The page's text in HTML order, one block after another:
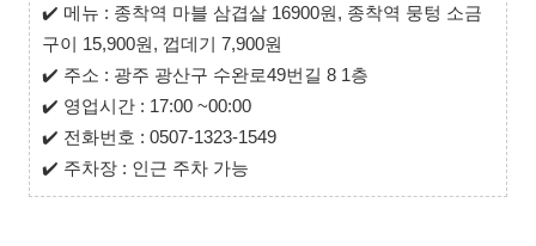
✔️ 메뉴 : 종착역 마블 삼겹살 16900원, 종착역 뭉텅 소금
구이 15,900원, 껍데기 7,900원
✔️ 주소 : 광주 광산구 수완로49번길 8 1층
✔️ 영업시간 : 17:00 ~00:00
✔️ 전화번호 : 0507-1323-1549
✔️ 주차장 : 인근 주차 가능